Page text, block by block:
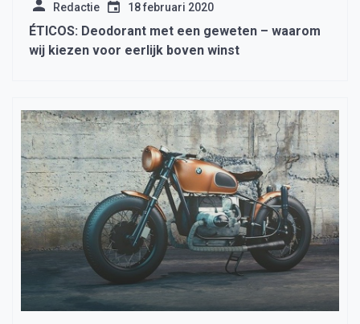
Redactie 18 februari 2020
ÉTICOS: Deodorant met een geweten – waarom
wij kiezen voor eerlijk boven winst